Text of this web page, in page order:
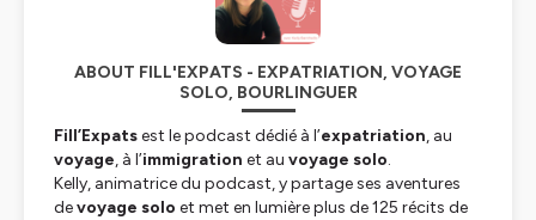
ABOUT FILL'EXPATS - EXPATRIATION, VOYAGE
SOLO, BOURLINGUER
Fill’Expatsest le podcast dédié à l’expatriation, au
voyage, à l’immigration et au voyage solo.
Kelly, animatrice du podcast, y partage ses aventures
devoyage solo et met en lumière plus de 125 récits de